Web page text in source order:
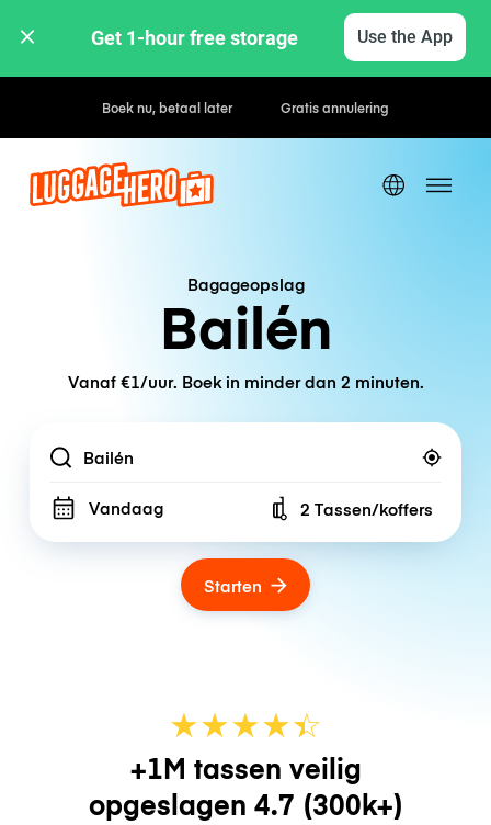
Get 1-hour free storage Use the App
Uur- / dagtarieven
Bagageopslag
Bailén
Vanaf €1/uur. Boek in minder dan 2 minuten.
Location
Vandaag Number of bags
2 Tassen/koffers
Starten
★★★★☆
★
+1M tassen veilig
opgeslagen 4.7 (300k+)